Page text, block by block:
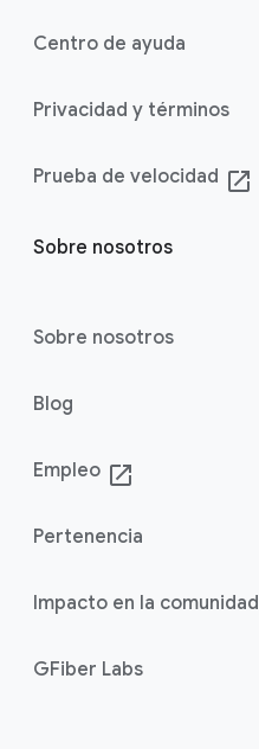
Centro de ayuda
Privacidad y términos
Prueba de velocidad launch
Sobre nosotros
Sobre nosotros
Blog
Empleo launch
Pertenencia
Impacto en la comunidad
GFiber Labs